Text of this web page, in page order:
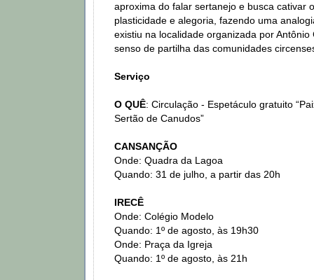
aproxima do falar sertanejo e busca cativar
plasticidade e alegoria, fazendo uma
existiu na localidade organizada por Antônio
senso de partilha das comunidades
Serviço
O QUÊ: Circulação - Espetáculo gratuito
Sertão de Canudos”
CANSANÇÃO
Onde: Quadra da Lagoa
Quando: 31 de julho, a partir das 20h
IRECÊ
Onde: Colégio Modelo
Quando: 1º de agosto, às 19h30
Onde: Praça da Igreja
Quando: 1º de agosto, às 21h